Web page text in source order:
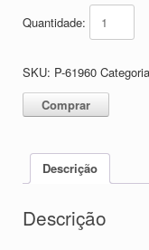
Quantidade:
Comprar
SKU: P-61960
Descrição
Descrição